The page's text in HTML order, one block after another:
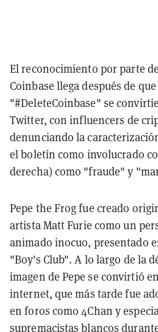
El reconocimiento por parte
Coinbase llega después de
"#DeleteCoinbase" se
Twitter, con influencers de
denunciando la
el boletín como involucrado
derecha) como "fraude" y
Pepe the Frog fue creado
artista Matt Furie como un
animado inocuo, presentado
"Boy's Club". A lo largo de la
imagen de Pepe se convirtió
internet, que más tarde fue
en foros como 4Chan y
supremacistas blancos